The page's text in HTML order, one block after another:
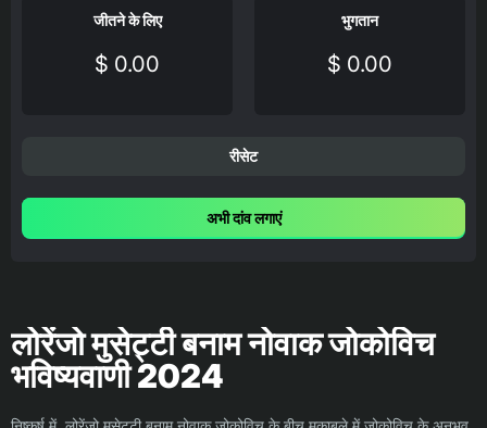
जीतने के लिए
$ 0.00
भुगतान
$ 0.00
रीसेट
अभी दांव लगाएं
लोरेंजो मुसेट्टी बनाम नोवाक जोकोविच
भविष्यवाणी 2024